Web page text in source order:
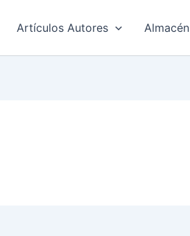
Artículos Autores Almacén